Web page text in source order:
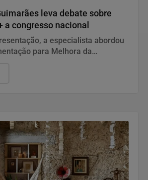
leva debate sobre
a congresso nacional
a especialista abordou
para Melhora da